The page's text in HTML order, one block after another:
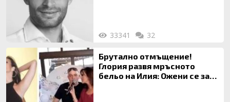
33341 32
Брутално отмъщение!
Глория развя мръсното
бельо на Илия: Ожени се за